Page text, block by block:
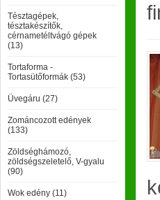
Tésztagépek,
tésztakészítők,
cérnametéltvágó gépek
(13)
Tortaforma -
Tortasütőformák (53)
Üvegáru (27)
Zománcozott edények
(133)
Zöldséghámozó,
zöldségszeletelő, V-gyalu
(90)
Wok edény (11)